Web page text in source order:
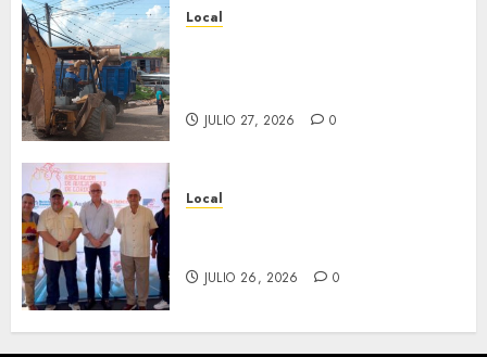
Local
JULIO 27, 2026 0
Local
JULIO 26, 2026 0